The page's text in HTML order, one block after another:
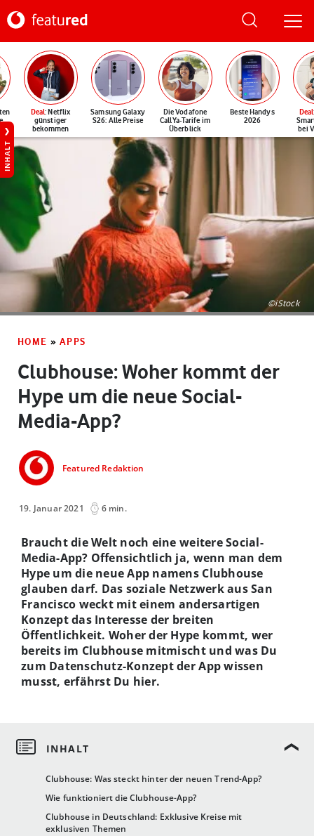
Deal: Netflix
günstiger
bekommen
Samsung Galaxy
S26: Alle Preise
Die Vodafone
CallYa-Tarife im
Überblick
Beste Handys
2026
Deal
bei
INHALT
©iStock
HOME » APPS
Clubhouse: Woher kommt der
Hype um die neue Social-
Media-App?
Featured Redaktion
19. Januar 2021 6 min.
Clubhouse: Was steckt hinter der neuen Trend-App?
Wie funktioniert die Clubhouse-App?
Clubhouse in Deutschland: Exklusive Kreise mit
exklusiven Themen
Braucht die Welt noch eine weitere Social-
Media-App? Offensichtlich ja, wenn man dem
Hype um die neue App namens Clubhouse
glauben darf. Das soziale Netzwerk aus San
Francisco weckt mit einem andersartigen
Konzept das Interesse der breiten
Öffentlichkeit. Woher der Hype kommt, wer
bereits im Clubhouse mitmischt und was Du
zum Datenschutz-Konzept der App wissen
musst, erfährst Du hier.